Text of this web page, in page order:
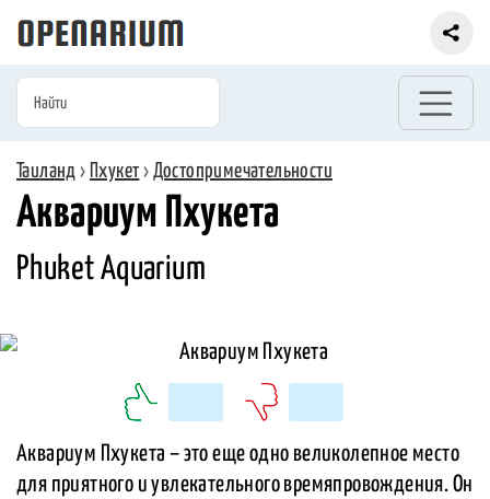
Таиланд › Пхукет› Достопримечательности
Аквариум Пхукета
Phuket Aquarium
Аквариум Пхукета – это еще одно великолепное место
для приятного и увлекательного времяпровождения. Он